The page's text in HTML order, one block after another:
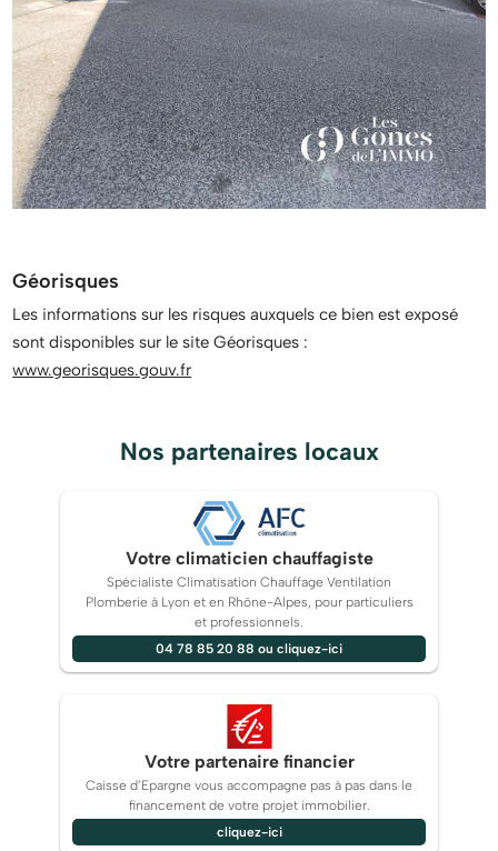
Géorisques
Les informations sur les risques auxquels ce bien est exposé
sont disponibles sur le site Géorisques :
www.georisques.gouv.fr
Nos partenaires locaux
Votre climaticien chauffagiste
Spécialiste Climatisation Chauffage Ventilation
Plomberie à Lyon et en Rhône-Alpes, pour particuliers
et professionnels.
04 78 85 20 88 ou cliquez-ici
Votre partenaire financier
Caisse d’Epargne vous accompagne pas à pas dans le
financement de votre projet immobilier.
cliquez-ici